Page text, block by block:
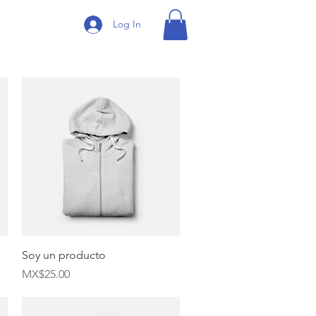
Log In
Quick View
Soy un producto
Price
MX$25.00